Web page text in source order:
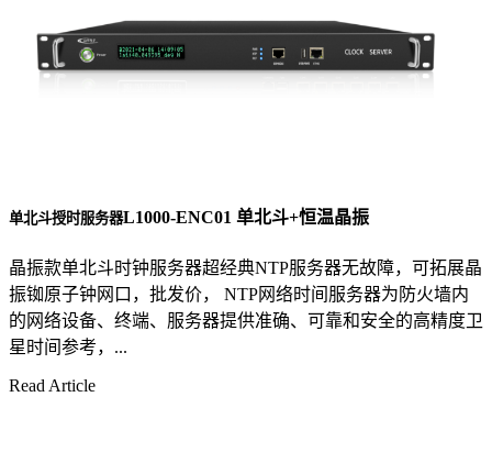
单北斗授时服务器L1000-ENC01 单北斗+恒温晶振
晶振款单北斗时钟服务器超经典NTP服务器无故障，可拓展晶
振铷原子钟网口，批发价， NTP网络时间服务器为防火墙内
的网络设备、终端、服务器提供准确、可靠和安全的高精度卫
星时间参考，...
Read Article